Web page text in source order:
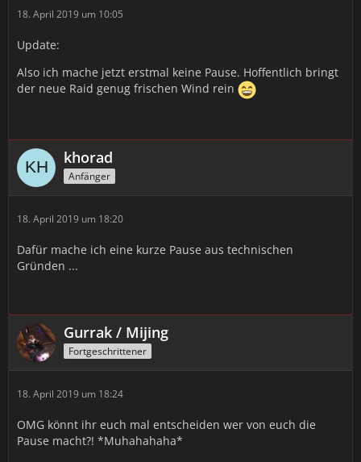
18. April 2019 um 10:05
Update:
Also ich mache jetzt erstmal keine Pause. Hoffentlich bringt
der neue Raid genug frischen Wind rein
khorad
Anfänger
18. April 2019 um 18:20
Dafür mache ich eine kurze Pause aus technischen
Gründen ...
Gurrak / Mijing
Fortgeschrittener
18. April 2019 um 18:24
OMG könnt ihr euch mal entscheiden wer von euch die
Pause macht?! *Muhahahaha*